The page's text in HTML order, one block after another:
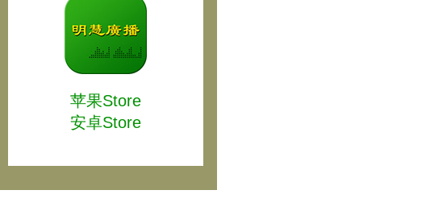
苹果Store
安卓Store